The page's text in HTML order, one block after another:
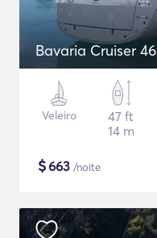
Bavaria Cruiser 46
Veleiro
47 ft
14 m
$663 /noite